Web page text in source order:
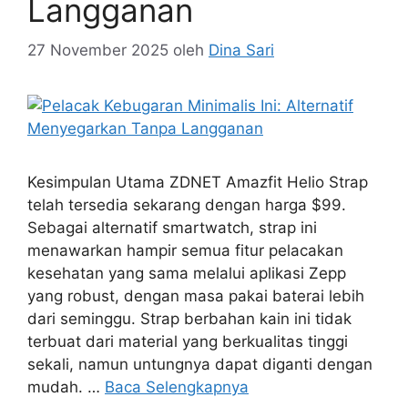
Langganan
27 November 2025 oleh Dina Sari
Kesimpulan Utama ZDNET Amazfit Helio Strap
telah tersedia sekarang dengan harga $99.
Sebagai alternatif smartwatch, strap ini
menawarkan hampir semua fitur pelacakan
kesehatan yang sama melalui aplikasi Zepp
yang robust, dengan masa pakai baterai lebih
dari seminggu. Strap berbahan kain ini tidak
terbuat dari material yang berkualitas tinggi
sekali, namun untungnya dapat diganti dengan
mudah. … Baca Selengkapnya